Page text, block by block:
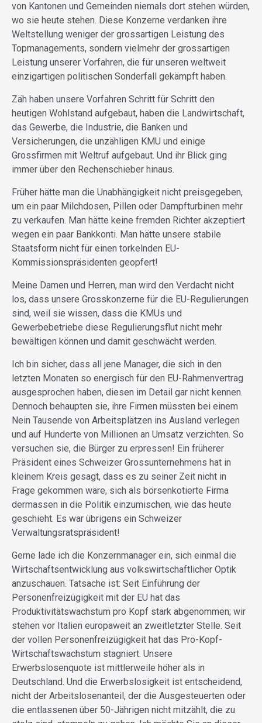
von Kantonen und Gemeinden niemals dort stehen würden,
wo sie heute stehen. Diese Konzerne verdanken ihre
Weltstellung weniger der grossartigen Leistung des
Topmanagements, sondern vielmehr der grossartigen
Leistung unserer Vorfahren, die für unseren weltweit
einzigartigen politischen Sonderfall gekämpft haben.
Zäh haben unsere Vorfahren Schritt für Schritt den
heutigen Wohlstand aufgebaut, haben die Landwirtschaft,
das Gewerbe, die Industrie, die Banken und
Versicherungen, die unzähligen KMU und einige
Grossfirmen mit Weltruf aufgebaut. Und ihr Blick ging
immer über den Rechenschieber hinaus.
Früher hätte man die Unabhängigkeit nicht preisgegeben,
um ein paar Milchdosen, Pillen oder Dampfturbinen mehr
zu verkaufen. Man hätte keine fremden Richter akzeptiert
wegen ein paar Bankkonti. Man hätte unsere stabile
Staatsform nicht für einen torkelnden EU-
Kommissionspräsidenten geopfert!
Meine Damen und Herren, man wird den Verdacht nicht
los, dass unsere Grosskonzerne für die EU-Regulierungen
sind, weil sie wissen, dass die KMUs und
Gewerbebetriebe diese Regulierungsflut nicht mehr
bewältigen können und damit geschwächt werden.
Ich bin sicher, dass all jene Manager, die sich in den
letzten Monaten so energisch für den EU-Rahmenvertrag
ausgesprochen haben, diesen im Detail gar nicht kennen.
Dennoch behaupten sie, ihre Firmen müssten bei einem
Nein Tausende von Arbeitsplätzen ins Ausland verlegen
und auf Hunderte von Millionen an Umsatz verzichten. So
versuchen sie, die Bürger zu erpressen! Ein früherer
Präsident eines Schweizer Grossunternehmens hat in
kleinem Kreis gesagt, dass es zu seiner Zeit nicht in
Frage gekommen wäre, sich als börsenkotierte Firma
dermassen in die Politik einzumischen, wie das heute
geschieht. Es war übrigens ein Schweizer
Verwaltungsratspräsident!
Gerne lade ich die Konzernmanager ein, sich einmal die
Wirtschaftsentwicklung aus volkswirtschaftlicher Optik
anzuschauen. Tatsache ist: Seit Einführung der
Personenfreizügigkeit mit der EU hat das
Produktivitätswachstum pro Kopf stark abgenommen; wir
stehen vor Italien europaweit an zweitletzter Stelle. Seit
der vollen Personenfreizügigkeit hat das Pro-Kopf-
Wirtschaftswachstum stagniert. Unsere
Erwerbslosenquote ist mittlerweile höher als in
Deutschland. Und die Erwerbslosigkeit ist entscheidend,
nicht der Arbeitslosenanteil, der die Ausgesteuerten oder
die entlassenen über 50-Jährigen nicht mitzählt, die zu